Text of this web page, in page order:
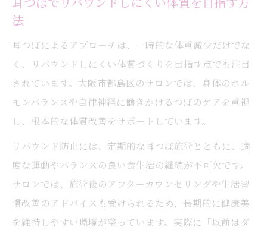
法
耳つぼによるアプローチは、一時的な体重減少だけでな
く、リバウンドしにくい体質づくりを目指す点でも注目
されています。大阪市都島区のサロンでは、身体のホル
モンバランスや自律神経に働きかけるつぼのケアを重視
し、根本的な体質改善をサポートしています。
リバウンド防止には、定期的な耳つぼ施術とともに、適
度な運動やバランスの良い食生活の継続が不可欠です。
サロンでは、施術後のアフターカウンセリングや生活習
慣改善のアドバイスも受けられるため、長期的に健康美
を維持しやすい環境が整っています。実際に「以前はダ